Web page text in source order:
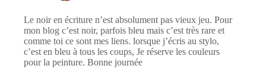
Le noir en écriture n’est absolument pas vieux jeu. Pour
mon blog c’est noir, parfois bleu mais c’est très rare et
comme toi ce sont mes liens. lorsque j’écris au stylo,
c’est en bleu à tous les coups, Je réserve les couleurs
pour la peinture. Bonne journée